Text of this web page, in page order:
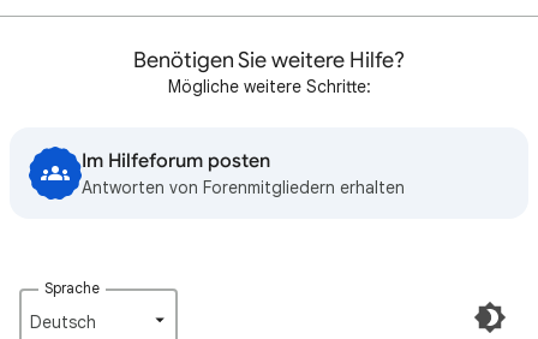
Benötigen Sie weitere Hilfe?
Mögliche weitere Schritte:
Im Hilfeforum posten
Antworten von Forenmitgliedern erhalten
Sprache
Deutsch‎